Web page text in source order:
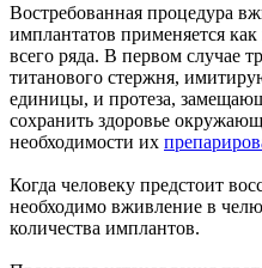
Востребованная процедура
имплантатов применяется
всего ряда. В первом случае
титанового стержня,
единицы, и протеза,
сохранить здоровье
необходимости их
Когда человеку предстоит
необходимо вживление в
количества имплантов.